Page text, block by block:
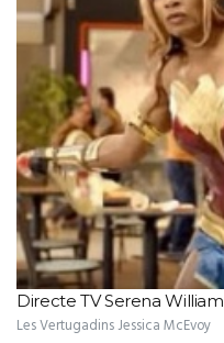
Directe TV Serena
Les Vertugadins Jessica McEvoy